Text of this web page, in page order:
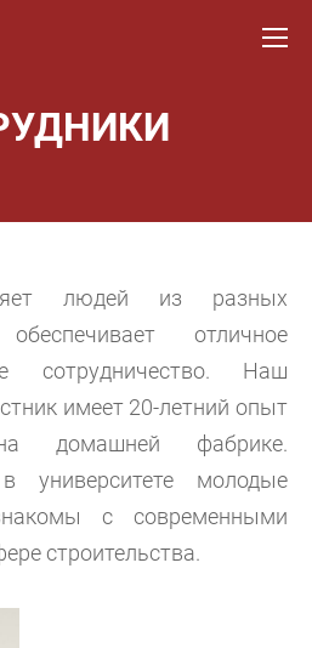
людей из разных
отличное
сотрудничество. Наш
имеет 20-летний опыт
на домашней фабрике.
университете молодые
с современными
строительства.